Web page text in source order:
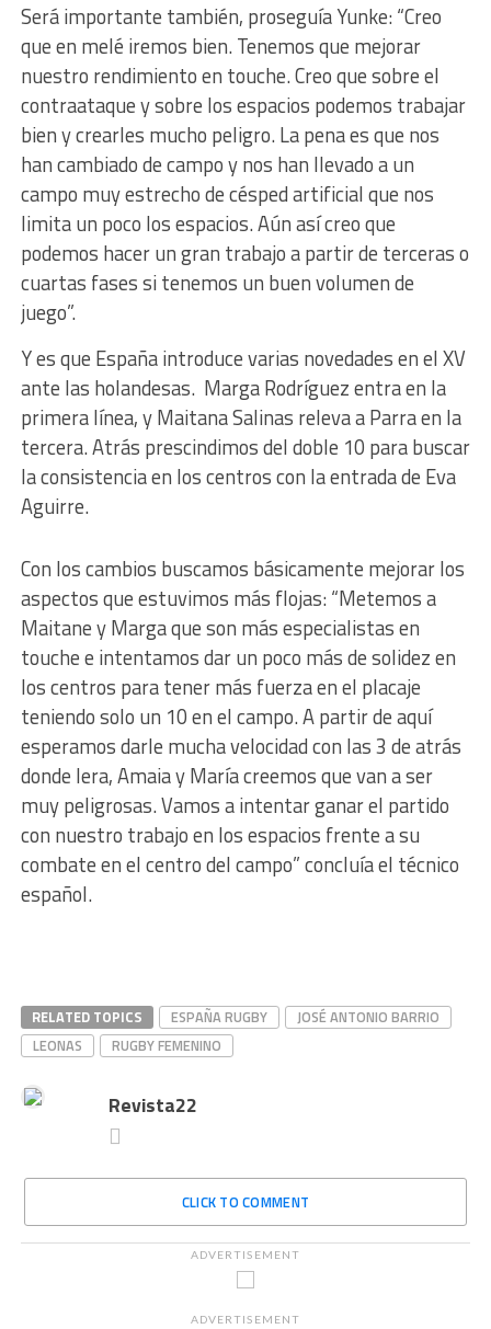
Será importante también, proseguía Yunke: “Creo
que en melé iremos bien. Tenemos que mejorar
nuestro rendimiento en touche. Creo que sobre el
contraataque y sobre los espacios podemos trabajar
bien y crearles mucho peligro. La pena es que nos
han cambiado de campo y nos han llevado a un
campo muy estrecho de césped artificial que nos
limita un poco los espacios. Aún así creo que
podemos hacer un gran trabajo a partir de terceras o
cuartas fases si tenemos un buen volumen de
juego”.
Y es que España introduce varias novedades en el XV
ante las holandesas. Marga Rodríguez entra en la
primera línea, y Maitana Salinas releva a Parra en la
tercera. Atrás prescindimos del doble 10 para buscar
la consistencia en los centros con la entrada de Eva
Aguirre.
Con los cambios buscamos básicamente mejorar los
aspectos que estuvimos más flojas: “Metemos a
Maitane y Marga que son más especialistas en
touche e intentamos dar un poco más de solidez en
los centros para tener más fuerza en el placaje
teniendo solo un 10 en el campo. A partir de aquí
esperamos darle mucha velocidad con las 3 de atrás
donde Iera, Amaia y María creemos que van a ser
muy peligrosas. Vamos a intentar ganar el partido
con nuestro trabajo en los espacios frente a su
combate en el centro del campo” concluía el técnico
español.
RELATED TOPICS ESPAÑA RUGBY
JOSÉ ANTONIO BARRIO
LEONAS
RUGBY FEMENINO
Revista22
CLICK TO COMMENT
ADVERTISEMENT
ADVERTISEMENT